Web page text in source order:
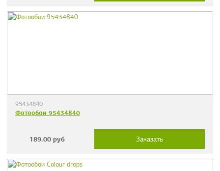
95434840
Фотообои 95434840
189.00 руб Заказать